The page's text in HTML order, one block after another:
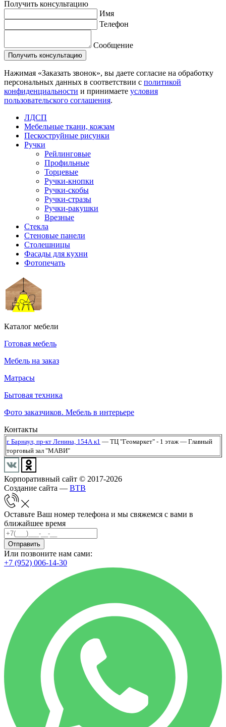
Получить консультацию
Имя
Телефон
Сообщение
Нажимая «Заказать звонок», вы даете согласие на обработку
персональных данных в соответствии с политикой
конфиденциальности и принимаете условия
пользовательского соглашения.
ЛДСП
Мебельные ткани, кожзам
Пескоструйные рисунки
Ручки
Рейлинговые
Профильные
Торцевые
Ручки-кнопки
Ручки-скобы
Ручки-стразы
Ручки-ракушки
Врезные
Стекла
Стеновые панели
Столешницы
Фасады для кухни
Фотопечать
Каталог мебели
Готовая мебель
Мебель на заказ
Матрасы
Бытовая техника
Фото заказчиков. Мебель в интерьере
Контакты
г. Барнаул, пр-кт Ленина, 154А к1 — ТЦ "Геомаркет" - 1 этаж — Главный
торговый зал "МАВИ"
Корпоративный сайт © 2017-2026
Создание сайта — BTB
Оставьте Ваш номер телефона и мы свяжемся с вами в
ближайшее время
Отправить
Или позвоните нам сами:
+7 (952) 006-14-30